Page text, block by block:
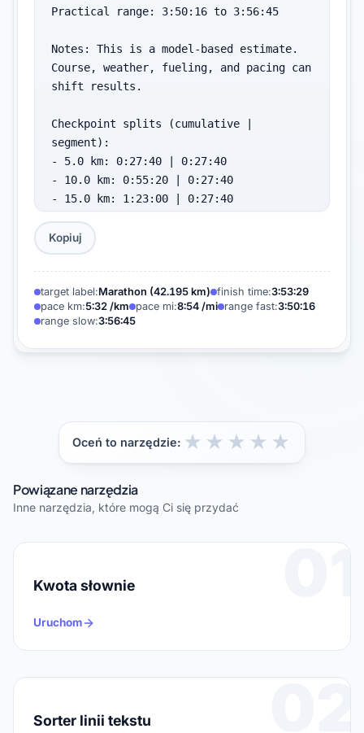
Practical range: 3:50:16 to 3:56:45
Notes: This is a model-based estimate.
Course, weather, fueling, and pacing can
shift results.
Checkpoint splits (cumulative |
segment):
- 5.0 km: 0:27:40 | 0:27:40
- 10.0 km: 0:55:20 | 0:27:40
- 15.0 km: 1:23:00 | 0:27:40
- 25.0 km: 2:18:20 | 0:27:40
- 30.0 km: 2:46:00 | 0:27:40
- 35.0 km: 3:13:40 | 0:27:40
- 40.0 km: 3:41:20 | 0:27:40
- Finish: 3:53:29 | 0:12:09
Kopiuj
target label:Marathon (42.195 km) finish time:3:53:29
pace km:5:32 /km pace mi:8:54 /mi range fast:3:50:16
range slow:3:56:45
Oceń to narzędzie: ★
★
★
★
★
Powiązane narzędzia
Inne narzędzia, które mogą Ci się przydać
Kwota słownie
Uruchom
02
Sorter linii tekstu